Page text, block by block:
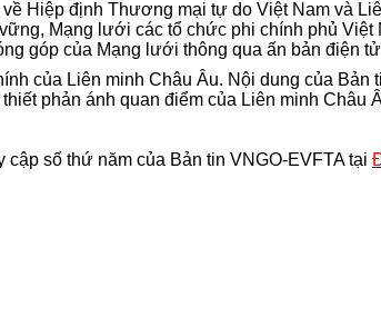
Hiệp định Thương mại tự do Việt Nam và
Mạng lưới các tổ chức phi chính phủ Việt
góp của Mạng lưới thông qua ấn bản điện
của Liên minh Châu Âu. Nội dung của Bản
thiết phản ánh quan điểm của Liên minh Châu
cập số thứ năm của Bản tin VNGO-EVFTA tại